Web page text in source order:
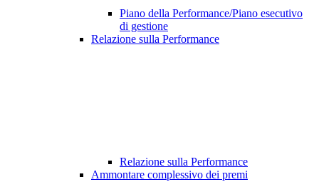
Piano della Performance/Piano esecutivo
di gestione
Relazione sulla Performance
Relazione sulla Performance
Ammontare complessivo dei premi